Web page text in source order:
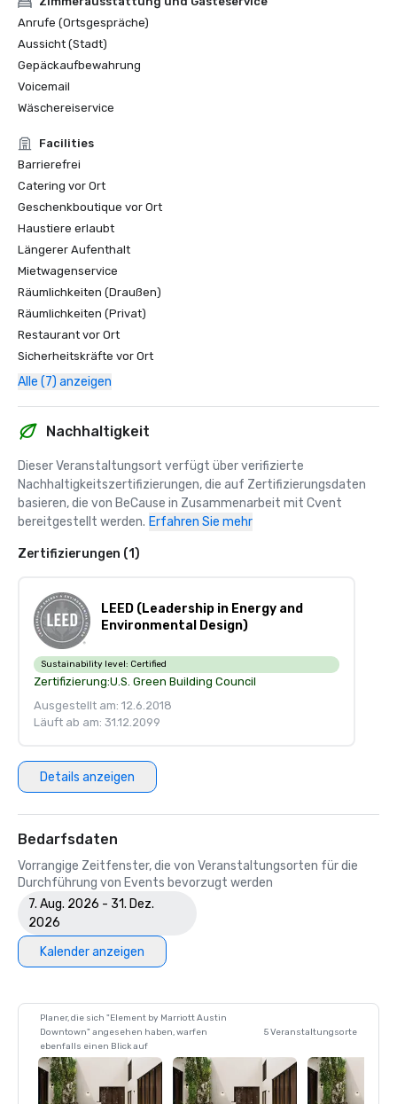
Anrufe (Ortsgespräche)
Aussicht (Stadt)
Gepäckaufbewahrung
Voicemail
Wäschereiservice
Facilities
Barrierefrei
Catering vor Ort
Geschenkboutique vor Ort
Haustiere erlaubt
Längerer Aufenthalt
Mietwagenservice
Räumlichkeiten (Draußen)
Räumlichkeiten (Privat)
Restaurant vor Ort
Sicherheitskräfte vor Ort
Alle (7) anzeigen
Nachhaltigkeit
Dieser Veranstaltungsort verfügt über verifizierte
Nachhaltigkeitszertifizierungen, die auf Zertifizierungsdaten
basieren, die von BeCause in Zusammenarbeit mit Cvent
bereitgestellt werden. Erfahren Sie mehr
Zertifizierungen (1)
LEED (Leadership in Energy and
Environmental Design)
Sustainability level: Certified
Zertifizierung:U.S. Green Building Council
Ausgestellt am: 12.6.2018
Läuft ab am: 31.12.2099
Details anzeigen
Bedarfsdaten
Vorrangige Zeitfenster, die von Veranstaltungsorten für die
Durchführung von Events bevorzugt werden
7. Aug. 2026 - 31. Dez.
2026
Kalender anzeigen
Planer, die sich "Element by Marriott Austin
Downtown" angesehen haben, warfen
ebenfalls einen Blick auf
5 Veranstaltungsorte